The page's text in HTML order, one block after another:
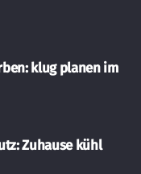
klug planen im
Zuhause kühl